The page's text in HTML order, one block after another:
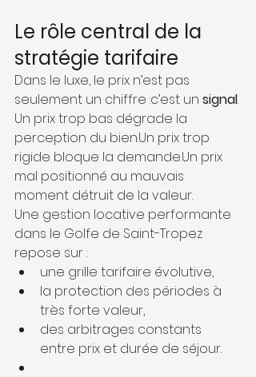
Le rôle central de la
stratégie tarifaire
Dans le luxe, le prix n’est pas
seulement un chiffre :c’est un signal.
Un prix trop bas dégrade la
perception du bien.Un prix trop
rigide bloque la demande.Un prix
mal positionné au mauvais
moment détruit de la valeur.
Une gestion locative performante
dans le Golfe de Saint-Tropez
repose sur :
une grille tarifaire évolutive,
la protection des périodes à
très forte valeur,
des arbitrages constants
entre prix et durée de séjour.